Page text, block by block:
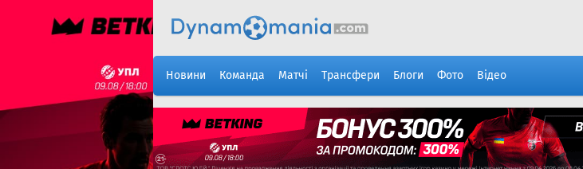
Новини Команда Матчі Трансфери Блоги Фото Відео